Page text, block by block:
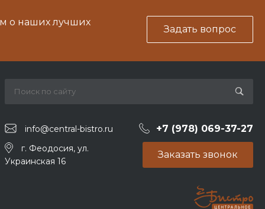
о наших лучших
Задать вопрос
info@central-bistro.ru +7 (978) 069-37-27
г. Феодосия, ул.
Украинская 16
Заказать звонок